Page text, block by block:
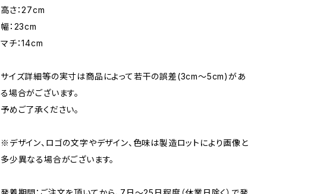
高さ：27cm
幅：23cm
マチ：14cm
サイズ詳細等の実寸は商品によって若干の誤差(3cm〜5cm)があ
る場合がございます。
予めご了承ください。
※デザイン、ロゴの文字やデザイン、色味は製造ロットにより画像と
多少異なる場合がございます。